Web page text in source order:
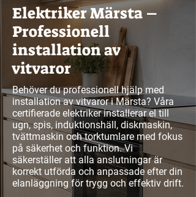
Elektriker Märsta –
Professionell
installation av
vitvaror
Behöver du professionell hjälp med
installation av vitvaror i Märsta? Våra
certifierade elektriker installerar el till
ugn, spis, induktionshäll, diskmaskin,
tvättmaskin och torktumlare med fokus
på säkerhet och funktion. Vi
säkerställer att alla anslutningar är
korrekt utförda och anpassade efter din
elanläggning för trygg och effektiv drift.